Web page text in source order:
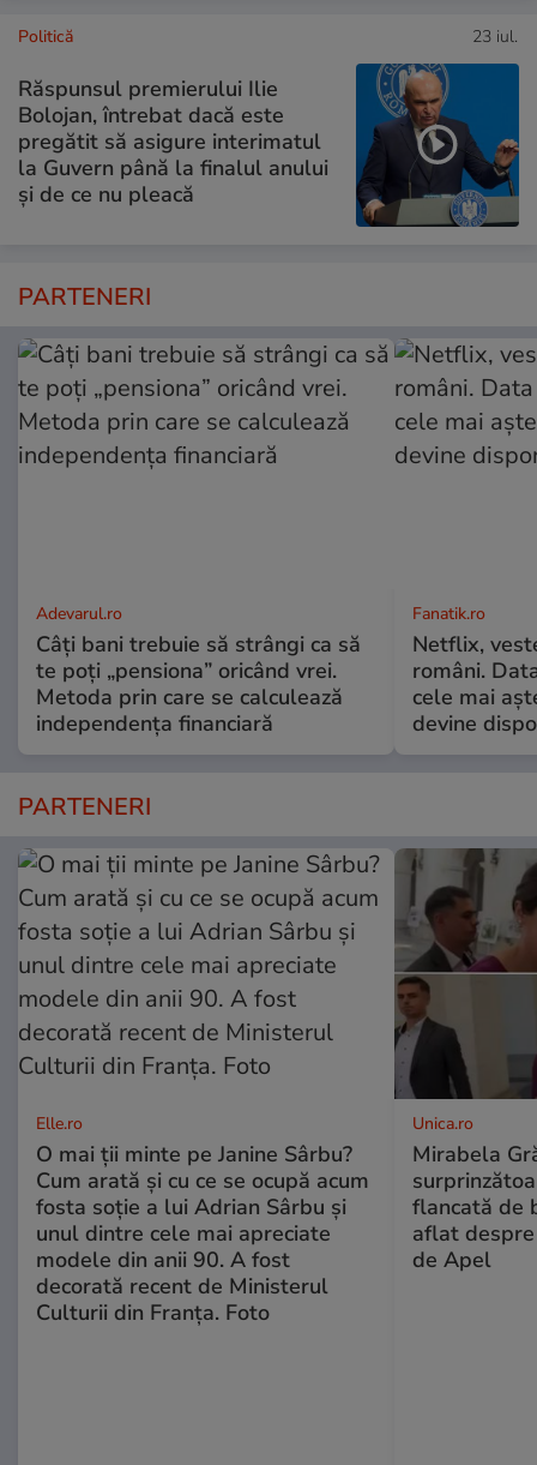
Politică 23 iul.
Răspunsul premierului Ilie
Bolojan, întrebat dacă este
pregătit să asigure interimatul
la Guvern până la finalul anului
și de ce nu pleacă
PARTENERI
Adevarul.ro
Câți bani trebuie să strângi ca să
te poți „pensiona” oricând vrei.
Metoda prin care se calculează
independența financiară
Fanatik.ro
Netflix,
români.
cele mai
devine
PARTENERI
Elle.ro
O mai ții minte pe Janine Sârbu?
Cum arată și cu ce se ocupă acum
fosta soție a lui Adrian Sârbu și
unul dintre cele mai apreciate
modele din anii 90. A fost
decorată recent de Ministerul
Culturii din Franța. Foto
Unica.ro
Mirabela
flancată de
aflat
de Apel